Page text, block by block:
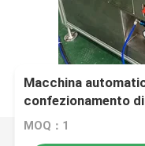
Macchina
confezionamento
lunghezza 16000-
automatica per
MOQ：1